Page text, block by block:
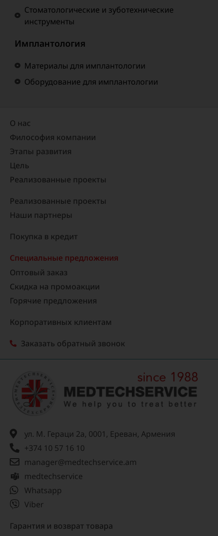
Стоматологические и зуботехнические
инструменты
Имплантология
Материалы для имплантологии
Оборудование для имплантологии
О нас
Философия компании
Этапы развития
Цель
Реализованные проекты​
Реализованные проекты
Наши партнеры
Покупка в кредит
Специальные предложения
Оптовый заказ
Скидка на промоакции
Горячие предложения
Корпоративных клиентам
Заказать обратный звонок
ул. М. Гераци 2а, 0001, Ереван, Армения
+374 10 57 16 10
manager@medtechservice.am
medtechservice
Whatsapp
Viber
Гарантия и возврат товара